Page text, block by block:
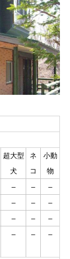
超大型
犬
ネ
コ
小動
物
– –
–
– –
–
– –
–
– – –